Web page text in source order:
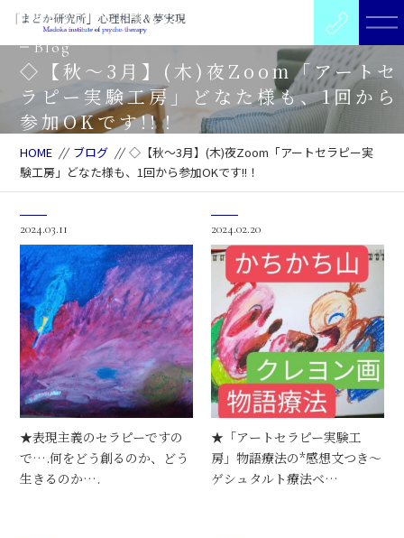
Blog
◇【秋～3月】(木)夜Zoom「アートセ
ラピー実験工房」どなた様も、1回から
参加OKです!!！
HOME // ブログ // ◇【秋～3月】(木)夜Zoom「アートセラピー実
験工房」どなた様も、1回から参加OKです!!！
2024.03.11
★表現主義のセラピーですの
で….何をどう創るのか、どう
生きるのか….
2024.02.20
★「アートセラピー実験工
房」物語療法の*感想文つき～
ゲシュタルト療法ベ…